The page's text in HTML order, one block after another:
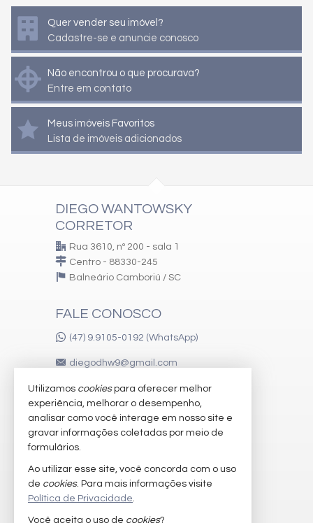
Quer vender seu imóvel?
Cadastre-se e anuncie conosco
Não encontrou o que procurava?
Entre em contato
Meus imóveis Favoritos
Lista de imóveis adicionados
DIEGO WANTOWSKY
CORRETOR
Rua 3610, nº 200 - sala 1
Centro - 88330-245
Balneário Camboriú / SC
FALE CONOSCO
(47) 9.9105-0192 (WhatsApp)
diegodhw9@gmail.com
VEJA MAIS
imóveis favoritos
mapa de imóveis
Utilizamos cookiespara oferecer melhor
experiência, melhorar o desempenho,
analisar como você interage em nosso site e
gravar informações coletadas por meio de
formulários.
Ao utilizar esse site, você concorda com o uso
de cookies. Para mais informações visite
Política de Privacidade.
Você aceita o uso de cookies?